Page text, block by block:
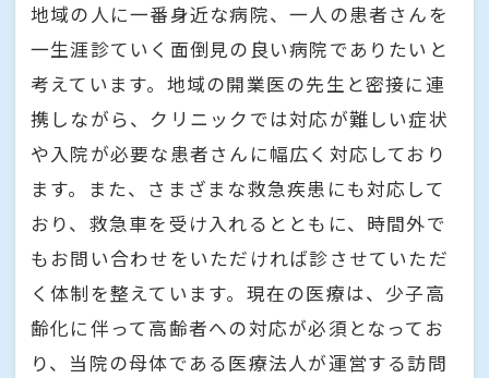
地域の人に一番身近な病院、一人の患者さんを
一生涯診ていく面倒見の良い病院でありたいと
考えています。地域の開業医の先生と密接に連
携しながら、クリニックでは対応が難しい症状
や入院が必要な患者さんに幅広く対応しており
ます。また、さまざまな救急疾患にも対応して
おり、救急車を受け入れるとともに、時間外で
もお問い合わせをいただければ診させていただ
く体制を整えています。現在の医療は、少子高
齢化に伴って高齢者への対応が必須となってお
り、当院の母体である医療法人が運営する訪問